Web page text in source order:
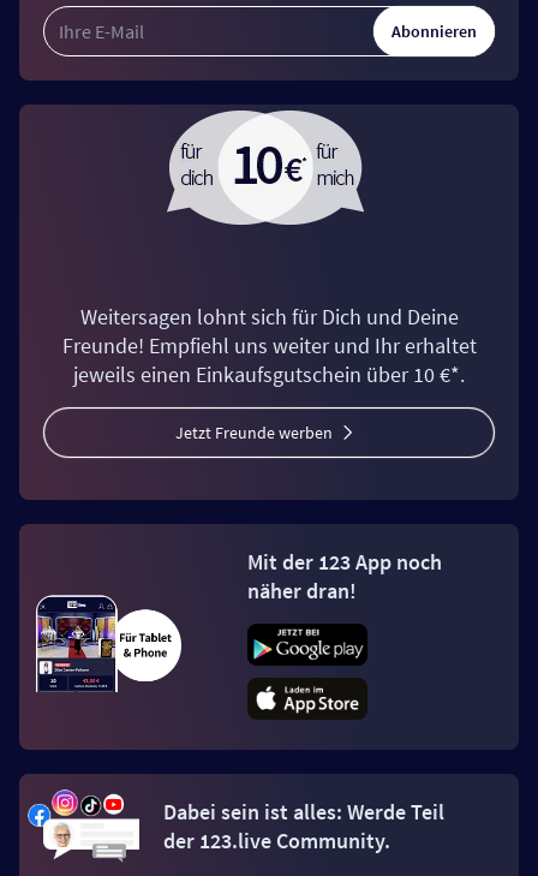
Abonnieren
Weitersagen lohnt sich für Dich und Deine
Freunde! Empfiehl uns weiter und Ihr erhaltet
jeweils einen Einkaufsgutschein über 10 €*.
Jetzt Freunde werben
Mit der 123 App noch
näher dran!
Dabei sein ist alles: Werde Teil
der 123.live Community.